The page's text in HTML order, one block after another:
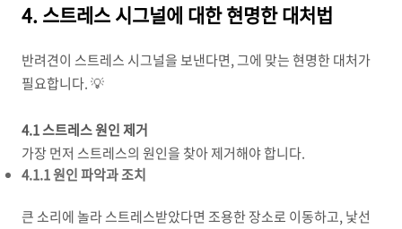
4. 스트레스 시그널에 대한 현명한 대처법
반려견이 스트레스 시그널을 보낸다면, 그에 맞는 현명한 대처가
필요합니다. 💡
4.1 스트레스 원인 제거
가장 먼저 스트레스의 원인을 찾아 제거해야 합니다.
4.1.1 원인 파악과 조치
큰 소리에 놀라 스트레스받았다면 조용한 장소로 이동하고, 낯선